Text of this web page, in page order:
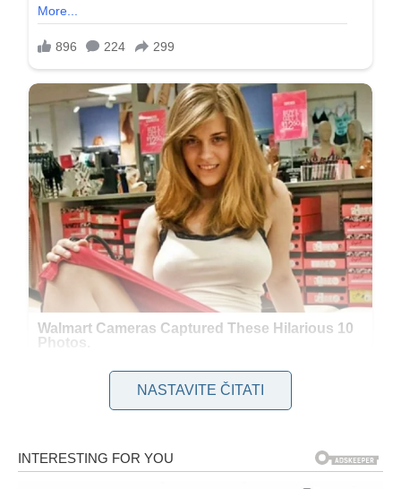
Zašto se Krtice Pojavljuju u Dvorištu?
NASTAVITE ČITATI